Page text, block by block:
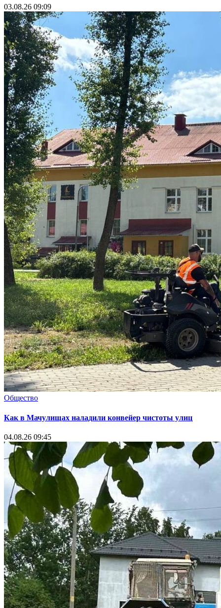
03.08.26 09:09
Общество
Как в Мачулищах наладили конвейер чистоты улиц
04.08.26 09:45